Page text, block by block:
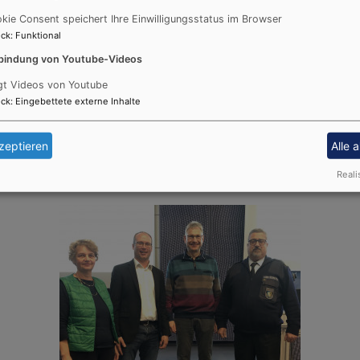
des vergangenen Jahres vorgestellt und über
in Schulen. Schulpsychologe Alexander
bayerischer Schulpsychologinnen und
Zuge kommen.
Einsatzkräftegottesdienst 2024 wurde die
Consent speichert Ihre Einwilligungsstatus im Browser
: Funktional
von Youtube-Videos
Videos von Youtube
: Eingebettete externe Inhalte
Alle